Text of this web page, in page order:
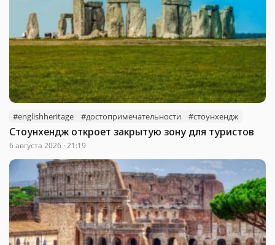
#englishheritage #достопримечательности #стоунхендж
Стоунхендж откроет закрытую зону для туристов
6 августа 2026 · 21:19